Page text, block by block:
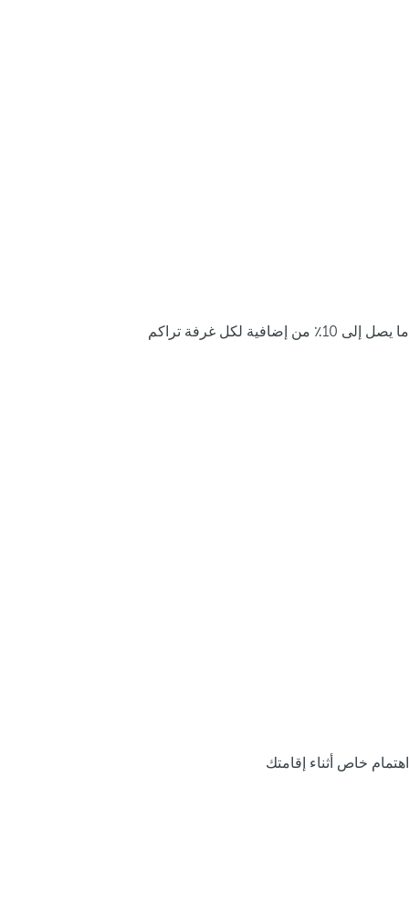
ما يصل إلى 10٪ من إضافية لكل غرفة تراكم
اهتمام خاص أثناء إقامتك